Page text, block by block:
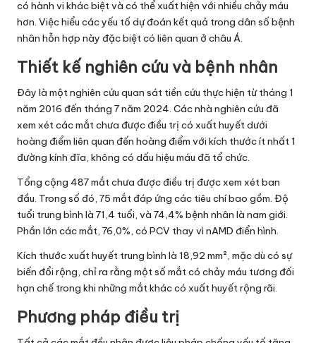
có hành vi khác biệt và có thể xuất hiện với nhiều chảy máu
hơn. Việc hiểu các yếu tố dự đoán kết quả trong dân số bệnh
nhân hỗn hợp này đặc biệt có liên quan ở châu Á.
Thiết kế nghiên cứu và bệnh nhân
Đây là một nghiên cứu quan sát tiền cứu thực hiện từ tháng 1
năm 2016 đến tháng 7 năm 2024. Các nhà nghiên cứu đã
xem xét các mắt chưa được điều trị có xuất huyết dưới
hoàng điểm liên quan đến hoàng điểm với kích thước ít nhất 1
đường kính đĩa, không có dấu hiệu máu đã tổ chức.
Tổng cộng 487 mắt chưa được điều trị được xem xét ban
đầu. Trong số đó, 75 mắt đáp ứng các tiêu chí bao gồm. Độ
tuổi trung bình là 71,4 tuổi, và 74,4% bệnh nhân là nam giới.
Phần lớn các mắt, 76,0%, có PCV thay vì nAMD điển hình.
Kích thước xuất huyết trung bình là 18,92 mm², mặc dù có sự
biến đổi rộng, chỉ ra rằng một số mắt có chảy máu tương đối
hạn chế trong khi những mắt khác có xuất huyết rộng rãi.
Phương pháp điều trị